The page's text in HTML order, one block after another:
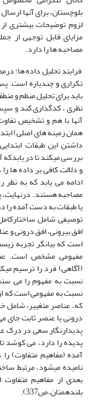
بلوچستان، برای آنها
لزوم توضیحات بیشتری
مزایای قابل توجهی از
مصاحبه ها را دارد.
فرایند تحلیل داده ها:
تکراری و چندباره است.
باید برای تحلیل منظم و
نظری ، کدگذاری کند و
آنها با هم و تشخیص
همان زمینه های اصلی)
داشتن این طبقات
بررسی میکند تا در
و دلالت کافی بر داده ها
ادامه می یابد که به
مصاحبه هستند. درنهایت،
یا طبقات به دست آمده را
توصیفی شامل
افق بیرونی، افق درونی و
است که بیانگر تجربه
مفهومی مشخص است.
(آگاهی) فرد را ترسیم
نسبت به مفهوم را می
نسبت به مفهومی است که
که، عناصر متغییر،
درونی یا عنصر ثابت جای
پدیدارنگار سعی در درک
پدیده را دارد، می
آمده (مفاهیم متفاوت)
نامیده میشود، مرتبط
بعدی از مفاهیم متفاوت
بلندهمتان،ص337).